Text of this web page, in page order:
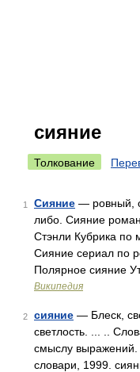
сияние
Толкование
1 Сияние — ровный,
либо. Сияние
Стэнли Кубрика по
Сияние сериал по
Полярное сияние
Википедия
2 сияние — Блеск,
светлость. ... ..
смыслу
словари, 1999.